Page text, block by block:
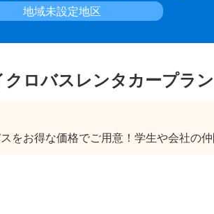
地域未設定地区
ロバスレンタカープラン
をお得な価格でご用意！学生や会社の